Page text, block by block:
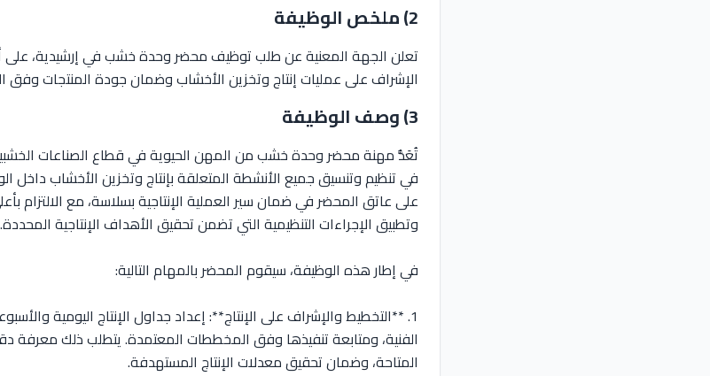
2) ملخص الوظيفة
تعلن الجهة المعنية عن طلب توظيف محضر وحدة خشب في إرشيدية، على
الإشراف على عمليات إنتاج وتخزين الأخشاب وضمان جودة المنتجات وفق
3) وصف الوظيفة
تُعَدُّ مهنة محضر وحدة خشب من المهن الحيوية في قطاع الصناعات
في تنظيم وتنسيق جميع الأنشطة المتعلقة بإنتاج وتخزين الأخشاب داخل
على عاتق المحضر في ضمان سير العملية الإنتاجية بسلاسة، مع الالتزام
وتطبيق الإجراءات التنظيمية التي تضمن تحقيق الأهداف الإنتاجية المحددة.
في إطار هذه الوظيفة، سيقوم المحضر بالمهام التالية:
1. **التخطيط والإشراف على الإنتاج**: إعداد جداول الإنتاج اليومية
الفنية، ومتابعة تنفيذها وفق المخططات المعتمدة. يتطلب ذلك معرفة
المتاحة، وضمان تحقيق معدلات الإنتاج المستهدفة.